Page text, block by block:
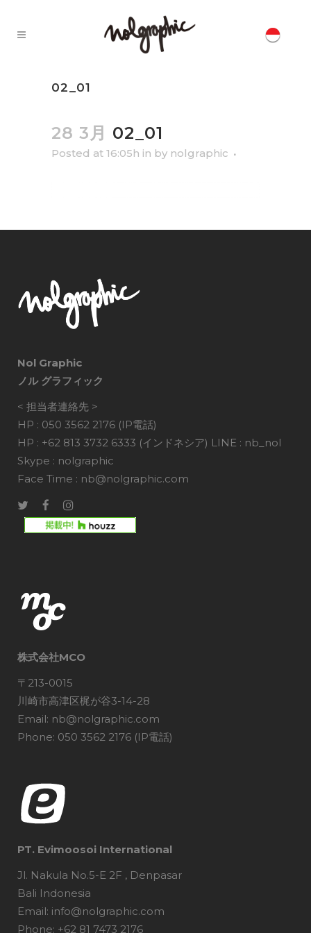
02_01
28 3月 02_01
Posted at 16:05h in by nolgraphic
Nol Graphic
ノル グラフィック
< 担当者連絡先 >
HP : 050 3562 2176 (IP電話)
HP : +62 813 3732 6333 (インドネシア) LINE : nb_nol
Skype : nolgraphic
Face Time : nb@nolgraphic.com
株式会社MCO
〒213-0015
川崎市高津区梶が谷3-14-28
Email: nb@nolgraphic.com
Phone: 050 3562 2176 (IP電話)
PT. Evimoosoi International
Jl. Nakula No.5-E 2F , Denpasar
Bali Indonesia
Email: info@nolgraphic.com
Phone: +62 81 7473 2176